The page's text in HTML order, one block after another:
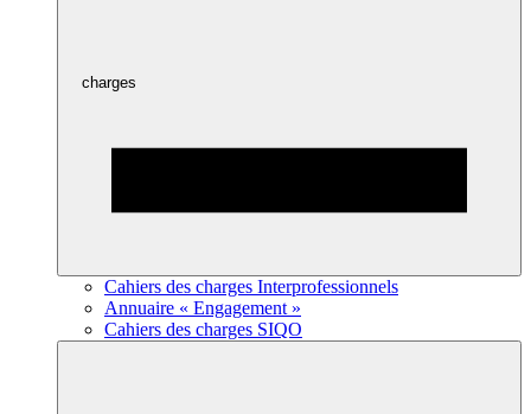
charges
Cahiers des charges Interprofessionnels
Annuaire « Engagement »
Cahiers des charges SIQO